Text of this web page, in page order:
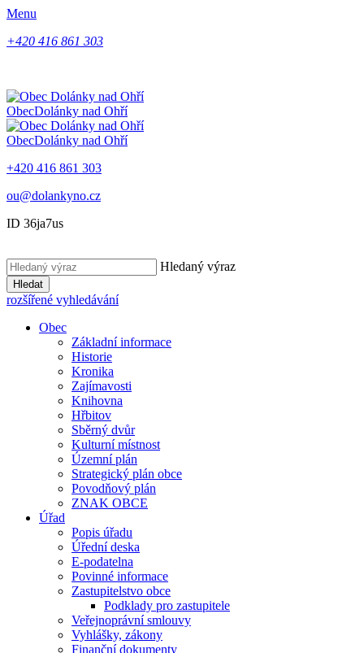
Menu
+420 416 861 303
ObecDolánky nad Ohří
ObecDolánky nad Ohří
+420 416 861 303
ou@dolankyno.cz
ID 36ja7us
Hledaný výraz
Hledat
rozšířené vyhledávání
Obec
Základní informace
Historie
Kronika
Zajímavosti
Knihovna
Hřbitov
Sběrný dvůr
Kulturní místnost
Územní plán
Strategický plán obce
Povodňový plán
ZNAK OBCE
Úřad
Popis úřadu
Úřední deska
E-podatelna
Povinné informace
Zastupitelstvo obce
Podklady pro zastupitele
Veřejnoprávní smlouvy
Vyhlášky, zákony
Finanční dokumenty